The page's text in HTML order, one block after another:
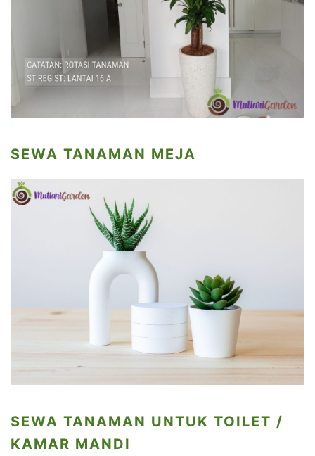
SEWA TANAMAN MEJA
SEWA TANAMAN UNTUK TOILET /
KAMAR MANDI